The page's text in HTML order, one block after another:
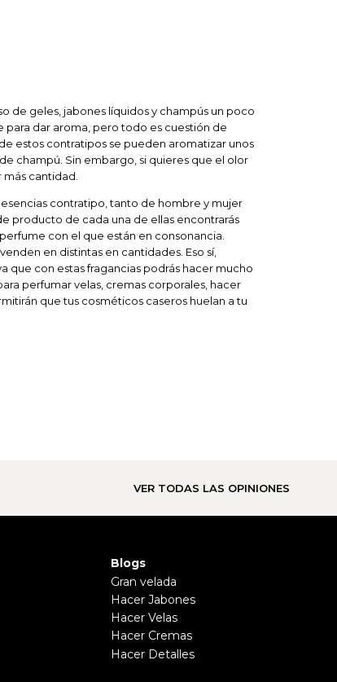
de geles, jabones líquidos y champús un poco
dar aroma, pero todo es cuestión de
estos contratipos se pueden aromatizar unos
champú. Sin embargo, si quieres que el olor
cantidad.
contratipo, tanto de hombre y mujer
producto de cada una de ellas encontrarás
con el que están en consonancia.
en distintas en cantidades. Eso sí,
que con estas fragancias podrás hacer mucho
perfumar velas, cremas corporales, hacer
que tus cosméticos caseros huelan a tu
VER TODAS LAS OPINIONES
Blogs
Gran velada
Hacer Jabones
Hacer Velas
Hacer Cremas
Hacer Detalles